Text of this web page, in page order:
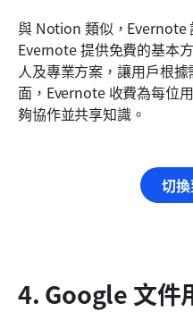
與 Notion 類似，Evernote
Evernote 提供免費的基本
人及專業方案，讓用戶根
面，Evernote 收費為每位
夠協作並共享知識。
切
4. Google 文件